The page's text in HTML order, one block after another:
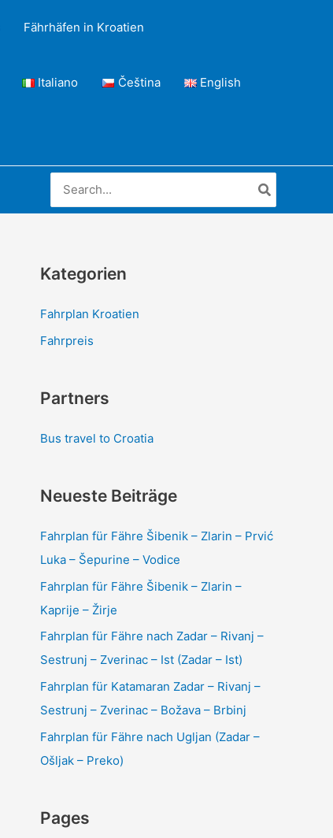
Fährhäfen in Kroatien
Italiano Čeština English
for:
Kategorien
Fahrplan Kroatien
Fahrpreis
Partners
Bus travel to Croatia
Neueste Beiträge
Fahrplan für Fähre Šibenik – Zlarin – Prvić
Luka – Šepurine – Vodice
Fahrplan für Fähre Šibenik – Zlarin –
Kaprije – Žirje
Fahrplan für Fähre nach Zadar – Rivanj –
Sestrunj – Zverinac – Ist (Zadar – Ist)
Fahrplan für Katamaran Zadar – Rivanj –
Sestrunj – Zverinac – Božava – Brbinj
Fahrplan für Fähre nach Ugljan (Zadar –
Ošljak – Preko)
Pages